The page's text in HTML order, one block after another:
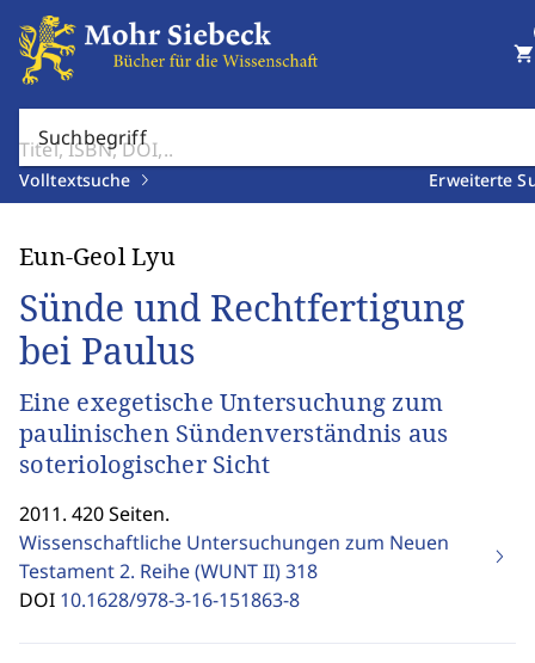
Suchbegriff
Volltextsuche Erweiterte
shopping_cart
Eun-Geol Lyu
Sünde und Rechtfertigung
bei Paulus
Eine exegetische Untersuchung zum
paulinischen Sündenverständnis aus
soteriologischer Sicht
2011. 420 Seiten.
Wissenschaftliche Untersuchungen zum Neuen
Testament 2. Reihe (WUNT II)318
DOI 10.1628/978-3-16-151863-8